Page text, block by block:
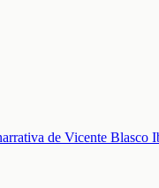
de Vicente Blasco